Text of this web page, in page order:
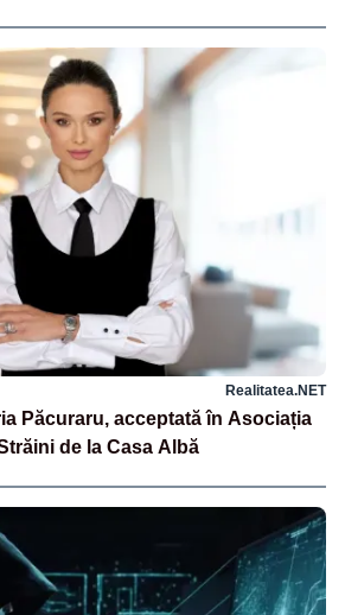
Realitatea.NET
Păcuraru, acceptată în Asociația
de la Casa Albă